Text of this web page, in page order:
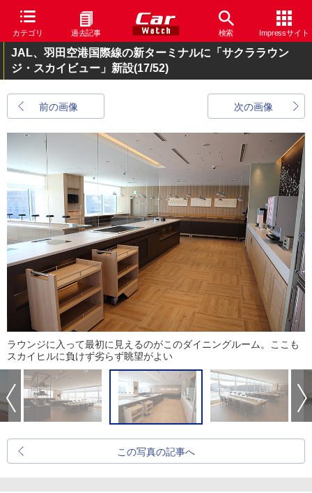
カテゴリ 過去記事 検索 Impressサイト
JAL、羽田空港国際線の新ターミナルに「サクララウン
ジ・スカイビュー」新設(17/52)
前の画像 次の画像
ラウンジに入って最初に見えるのがこのダイニングルーム。ここも
スカイヒルに負けず劣らず眺望がよい
この写真の記事へ